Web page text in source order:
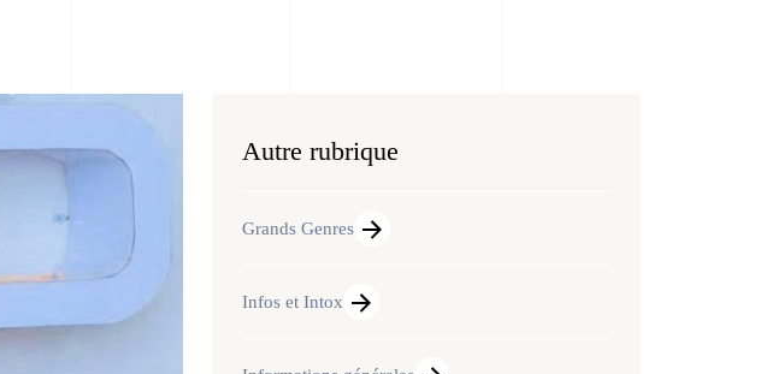
Autre rubrique
Grands Genres
Infos et Intox